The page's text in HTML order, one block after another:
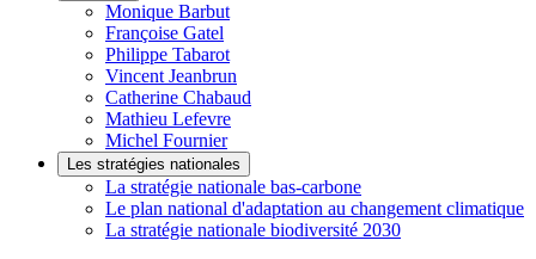
Monique Barbut
Françoise Gatel
Philippe Tabarot
Vincent Jeanbrun
Catherine Chabaud
Mathieu Lefevre
Michel Fournier
Les stratégies nationales
La stratégie nationale bas-carbone
Le plan national d'adaptation au changement climatique
La stratégie nationale biodiversité 2030